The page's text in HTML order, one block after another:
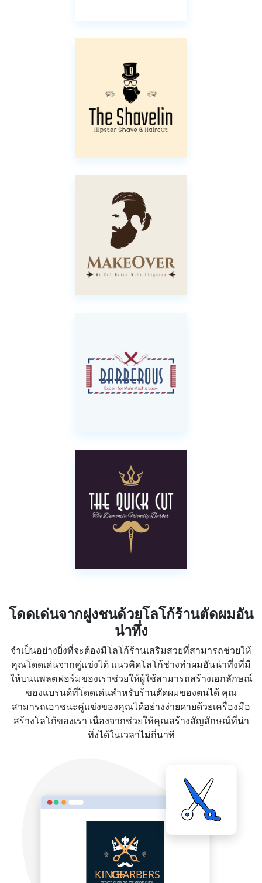
โดดเด่นจากฝูงชนด้วยโลโก้ร้านตัดผมอัน
น่าทึ่ง
จำเป็นอย่างยิ่งที่จะต้องมีโลโก้ร้านเสริมสวยที่สามารถช่วยให้
คุณโดดเด่นจากคู่แข่งได้ แนวคิดโลโก้ช่างทำผมอันน่าทึ่งที่มี
ให้บนแพลตฟอร์มของเราช่วยให้ผู้ใช้สามารถสร้างเอกลักษณ์
ของแบรนด์ที่โดดเด่นสำหรับร้านตัดผมของตนได้ คุณ
สามารถเอาชนะคู่แข่งของคุณได้อย่างง่ายดายด้วยเครื่องมือ
สร้างโลโก้ของเรา เนื่องจากช่วยให้คุณสร้างสัญลักษณ์ที่น่า
ทึ่งได้ในเวลาไม่กี่นาที